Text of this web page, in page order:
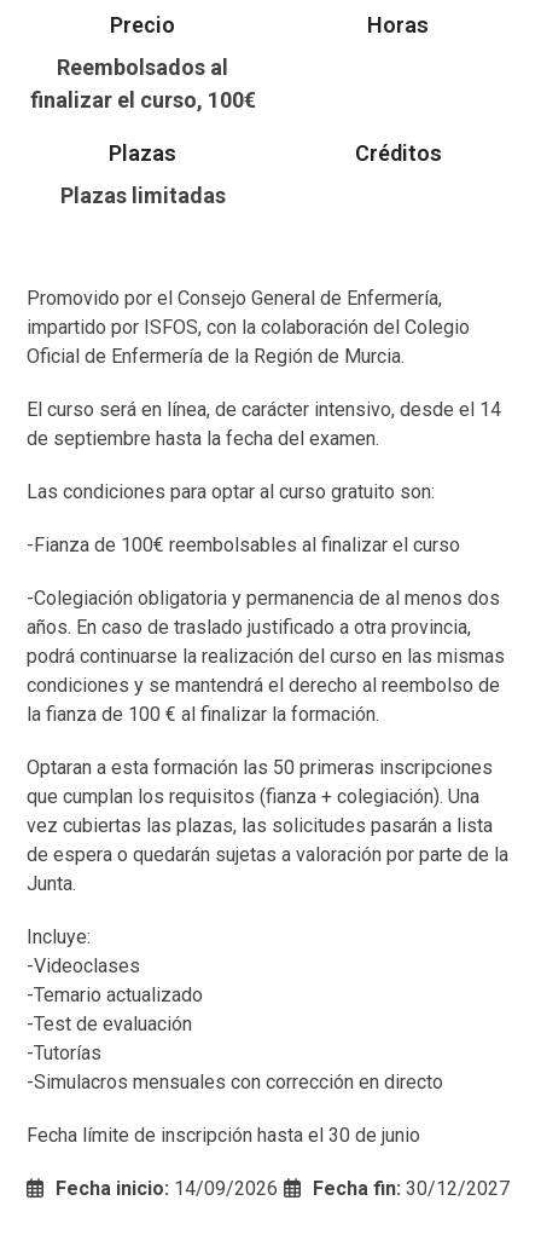
Precio
Reembolsados al
finalizar el curso, 100€
Horas
Plazas
Plazas limitadas
Créditos
Promovido por el Consejo General de Enfermería,
impartido por ISFOS, con la colaboración del Colegio
Oficial de Enfermería de la Región de Murcia.
El curso será en línea, de carácter intensivo, desde el 14
de septiembre hasta la fecha del examen.
Las condiciones para optar al curso gratuito son:
-Fianza de 100€ reembolsables al finalizar el curso
-Colegiación obligatoria y permanencia de al menos dos
años. En caso de traslado justificado a otra provincia,
podrá continuarse la realización del curso en las mismas
condiciones y se mantendrá el derecho al reembolso de
la fianza de 100 € al finalizar la formación.
Optaran a esta formación las 50 primeras inscripciones
que cumplan los requisitos (fianza + colegiación). Una
vez cubiertas las plazas, las solicitudes pasarán a lista
de espera o quedarán sujetas a valoración por parte de la
Junta.
Incluye:
-Videoclases
-Temario actualizado
-Test de evaluación
-Tutorías
-Simulacros mensuales con corrección en directo
Fecha límite de inscripción hasta el 30 de junio
Fecha inicio: 14/09/2026 Fecha fin: 30/12/2027